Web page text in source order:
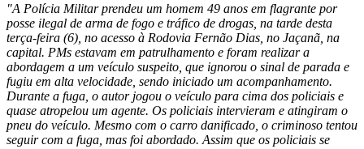
"A Polícia Militar prendeu um homem 49 anos em flagrante por
posse ilegal de arma de fogo e tráfico de drogas, na tarde desta
terça-feira (6), no acesso à Rodovia Fernão Dias, no Jaçanã, na
capital. PMs estavam em patrulhamento e foram realizar a
abordagem a um veículo suspeito, que ignorou o sinal de parada e
fugiu em alta velocidade, sendo iniciado um acompanhamento.
Durante a fuga, o autor jogou o veículo para cima dos policiais e
quase atropelou um agente. Os policiais intervieram e atingiram o
pneu do veículo. Mesmo com o carro danificado, o criminoso tentou
seguir com a fuga, mas foi abordado. Assim que os policiais se